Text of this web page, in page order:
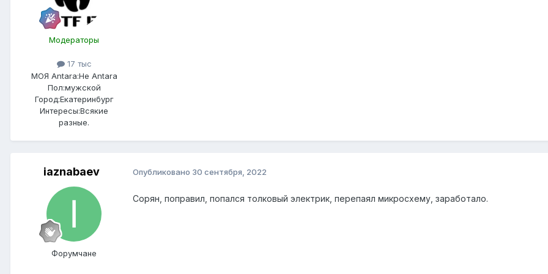
Модераторы
17 тыс
МОЯ Antara:Не Antara
Пол:мужской
Город:Екатеринбург
Интересы:Всякие
разные.
iaznabaev
Форумчане
Опубликовано 30 сентября, 2022
Сорян, поправил, попался толковый электрик, перепаял микросхему, заработало.